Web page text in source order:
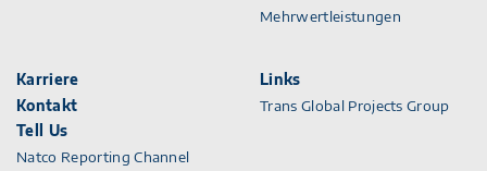
Mehrwertleistungen
Karriere
Kontakt
Tell Us
Natco Reporting Channel
Links
Trans Global Projects Group